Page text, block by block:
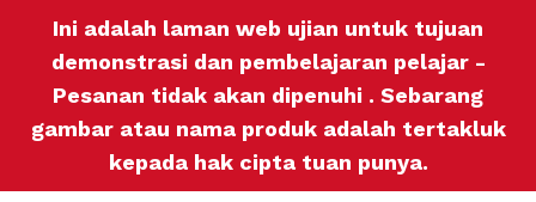
Ini adalah laman web ujian untuk tujuan
demonstrasi dan pembelajaran pelajar -
Pesanan tidak akan dipenuhi . Sebarang
gambar atau nama produk adalah tertakluk
kepada hak cipta tuan punya.